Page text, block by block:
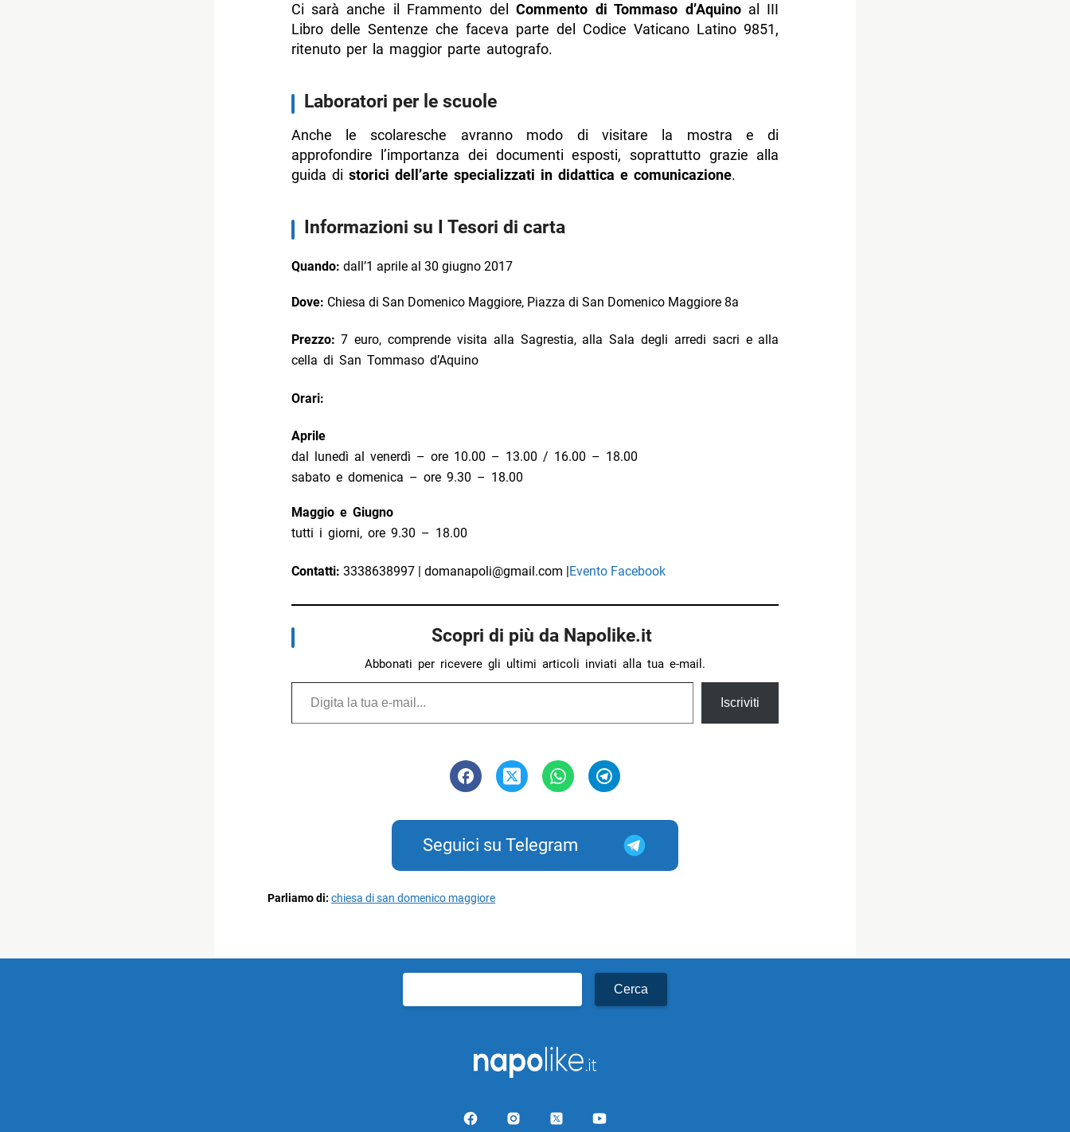
Ci sarà anche il Frammento delCommento di Tommaso d’Aquinoal III
Libro delle Sentenze che faceva parte del Codice Vaticano Latino 9851,
ritenuto per la maggior parte autografo.
Laboratori per le scuole
Anche le scolaresche avranno modo di visitare la mostra e di
approfondire l’importanza dei documenti esposti, soprattutto grazie alla
guida di storici dell’arte specializzati in didattica e comunicazione.
Informazioni su I Tesori di carta
Quando: dall’1 aprile al 30 giugno 2017
Dove: Chiesa di San Domenico Maggiore, Piazza di San Domenico Maggiore 8a
Prezzo:7 euro, comprende visita alla Sagrestia, alla Sala degli arredi sacri e alla
cella di San Tommaso d’Aquino
Orari:
Aprile
dal lunedì al venerdì – ore 10.00 – 13.00 / 16.00 – 18.00
sabato e domenica – ore 9.30 – 18.00
Maggio e Giugno
tutti i giorni, ore 9.30 – 18.00
Contatti: 3338638997 | domanapoli@gmail.com |Evento Facebook
Scopri di più da Napolike.it
Abbonati per ricevere gli ultimi articoli inviati alla tua e-mail.
Digita la tua e-mail...
Iscriviti
Seguici su Telegram
Parliamo di: chiesa di san domenico maggiore
per: